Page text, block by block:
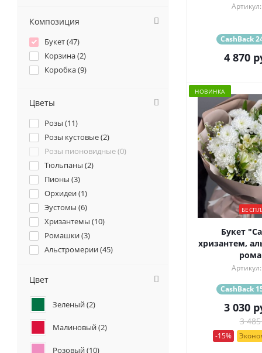
CashBack
4 870
НОВИНКА
Букет
хризантем,
CashBack
3 030
3
-15%
Композиция
Букет (47)
Корзина (2)
Коробка (9)
Цветы
Розы (11)
Розы кустовые (2)
Розы пионовидные (0)
Тюльпаны (2)
Пионы (3)
Орхидеи (1)
Эустомы (6)
Хризантемы (10)
Ромашки (3)
Альстромерии (45)
Анемоны (
Цвет
Зеленый (2)
Малиновый (2)
Розовый (10)